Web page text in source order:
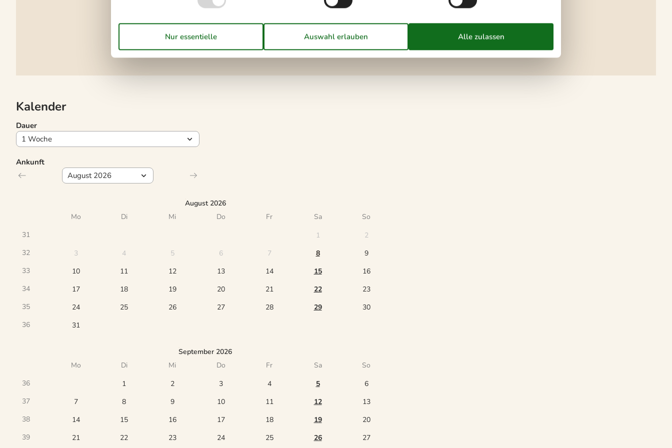
1 Fernseher
DK-DR1
Flachbildfernseher 20
Radio
Kalender
Ankunft
August 2026
Mo
Di Mi Do Fr Sa
So
31
1
2
32
3 4 5 6 7 8
9
33
10 11 12 13 14 15
16
34
17 18 19 20 21 22
23
35
24 25 26 27 28 29
30
36
31
September 2026
Mo
Di Mi Do Fr Sa
So
36
1 2 3 4 5
6
37
7 8 9 10 11 12
13
38
14 15 16 17 18 19
20
39
21 22 23 24 25 26 27
Dauer